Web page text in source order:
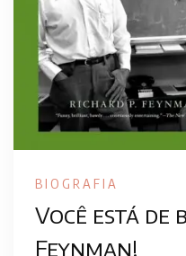
BIOGRAFIA
Você está de
Feynman!